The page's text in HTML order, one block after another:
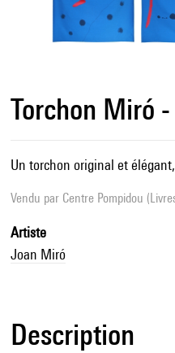
Torchon Miró
Un torchon original et
Vendu par Centre Pompidou
Artiste
Joan Miró
Description